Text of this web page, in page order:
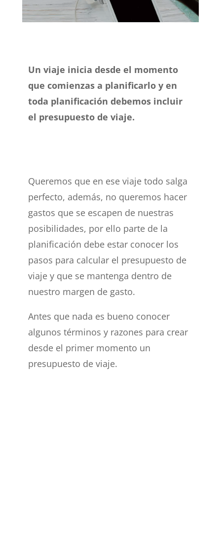
Un viaje inicia desde el momento
que comienzas a planificarlo y en
toda planificación debemos incluir
el presupuesto de viaje.
Queremos que en ese viaje todo salga
perfecto, además, no queremos hacer
gastos que se escapen de nuestras
posibilidades, por ello parte de la
planificación debe estar conocer los
pasos para calcular el presupuesto de
viaje y que se mantenga dentro de
nuestro margen de gasto.
Antes que nada es bueno conocer
algunos términos y razones para crear
desde el primer momento un
presupuesto de viaje.